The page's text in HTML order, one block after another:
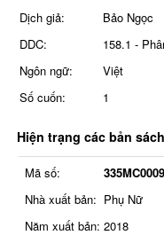
Dịch giả:
Bảo Ngọc
DDC:
158.1 -
Ngôn ngữ:
Việt
Số cuốn:
1
Hiện trạng các bản sách
Mã số:
Nhà xuất bản: Phụ Nữ
Năm xuất bản: 2018